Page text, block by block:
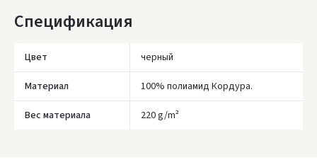
Спецификация
Цвет черный
Материал 100% полиамид Кордура.
Вес материала 220 g/m²